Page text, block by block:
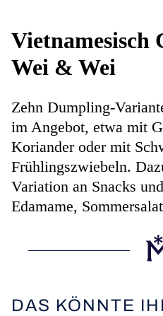
Vietnamesisch
Wei & Wei
Zehn Dumpling-
im Angebot, etwa mit
Koriander oder mit
Frühlingszwiebeln.
Variation an Snacks
Edamame,
DAS KÖNNTE